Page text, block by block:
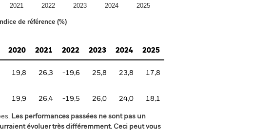
Indice de référence (%)
2021 2022 2023 2024 2025
2020 2021 2022 2023 2024 2025
19,8 26,3 -19,6 25,8 23,8 17,8
19,9 26,4 -19,5 26,0 24,0 18,1
Les performances passées ne sont pas un
évoluer très différemment. Ceci peut vous